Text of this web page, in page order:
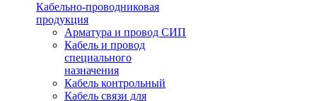
Кабельно-проводниковая
продукция
Арматура и провод СИП
Кабель и провод
специального
назначения
Кабель контрольный
Кабель связи для